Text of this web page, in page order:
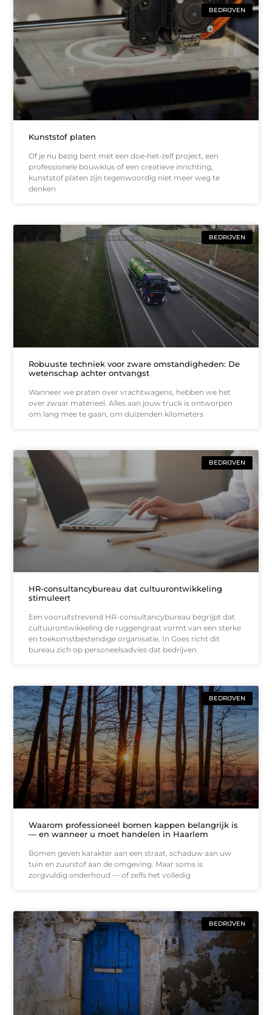
BEDRIJVEN
Kunststof platen
Of je nu bezig bent met een doe‑het‑zelf project, een
professionele bouwklus of een creatieve inrichting,
kunststof platen zijn tegenwoordig niet meer weg te
denken
BEDRIJVEN
Robuuste techniek voor zware omstandigheden: De
wetenschap achter ontvangst
Wanneer we praten over vrachtwagens, hebben we het
over zwaar materieel. Alles aan jouw truck is ontworpen
om lang mee te gaan, om duizenden kilometers
BEDRIJVEN
HR-consultancybureau dat cultuurontwikkeling
stimuleert
Een vooruitstrevend HR-consultancybureau begrijpt dat
cultuurontwikkeling de ruggengraat vormt van een sterke
en toekomstbestendige organisatie. In Goes richt dit
bureau zich op personeelsadvies dat bedrijven
BEDRIJVEN
Waarom professioneel bomen kappen belangrijk is
— en wanneer u moet handelen in Haarlem
Bomen geven karakter aan een straat, schaduw aan uw
tuin en zuurstof aan de omgeving. Maar soms is
zorgvuldig onderhoud — of zelfs het volledig
BEDRIJVEN